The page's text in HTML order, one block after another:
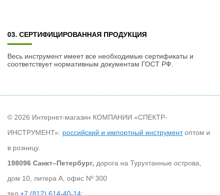
03. СЕРТИФИЦИРОВАННАЯ ПРОДУКЦИЯ
Весь инструмент имеет все необходимые сертификаты и
соответствует нормативным документам ГОСТ РФ.
© 2026 Интернет-магазин КОМПАНИИ «СПЕКТР-
ИНСТРУМЕНТ»: российский и импортный инструментоптом и
в розницу.
198096 Санкт–Петербург, дорога на Турухтанные острова,
дом 10, литера А, офис Nº 300